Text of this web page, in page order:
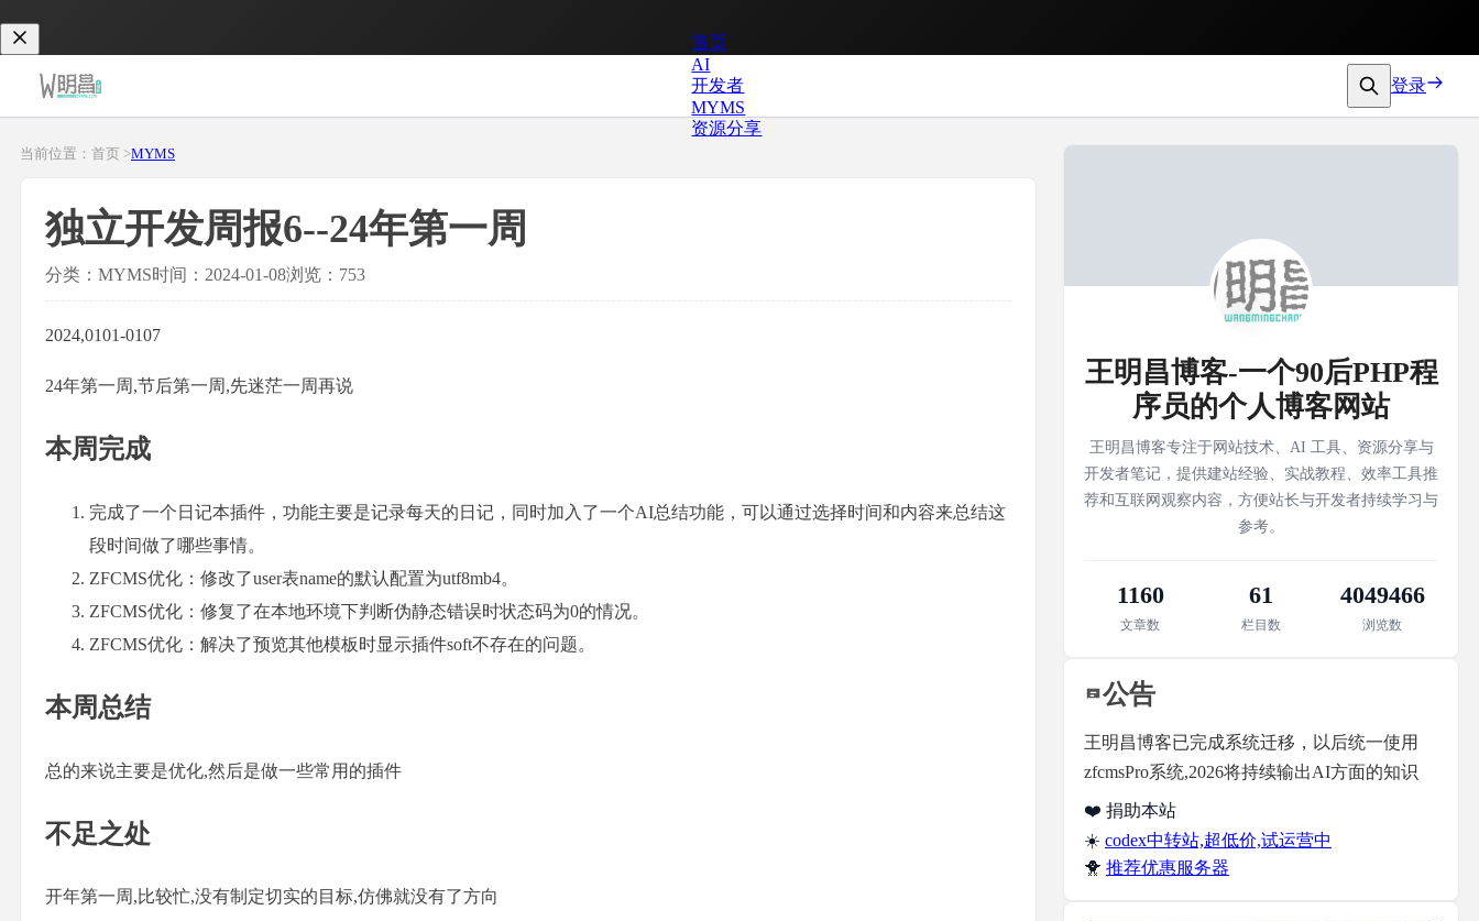
首页
AI
开发者
MYMS
资源分享
登录
当前位置：首页 >MYMS
独立开发周报6--24年第一周
分类：MYMS时间：2024-01-08浏览：753
2024,0101-0107
24年第一周,节后第一周,先迷茫一周再说
本周完成
完成了一个日记本插件，功能主要是记录每天的日记，同时加入了一个AI总结功能，可以通过选择时间和内容来总结这
段时间做了哪些事情。
ZFCMS优化：修改了user表name的默认配置为utf8mb4。
ZFCMS优化：修复了在本地环境下判断伪静态错误时状态码为0的情况。
ZFCMS优化：解决了预览其他模板时显示插件soft不存在的问题。
本周总结
总的来说主要是优化,然后是做一些常用的插件
不足之处
开年第一周,比较忙,没有制定切实的目标,仿佛就没有了方向
王明昌博客-一个90后PHP程
序员的个人博客网站
王明昌博客专注于网站技术、AI 工具、资源分享与
开发者笔记，提供建站经验、实战教程、效率工具推
荐和互联网观察内容，方便站长与开发者持续学习与
参考。
1160
文章数
61
栏目数
4049466
浏览数
公告
王明昌博客已完成系统迁移，以后统一使用
zfcmsPro系统,2026将持续输出AI方面的知识
❤️ 捐助本站
☀️ codex中转站,超低价,试运营中
🐥 推荐优惠服务器